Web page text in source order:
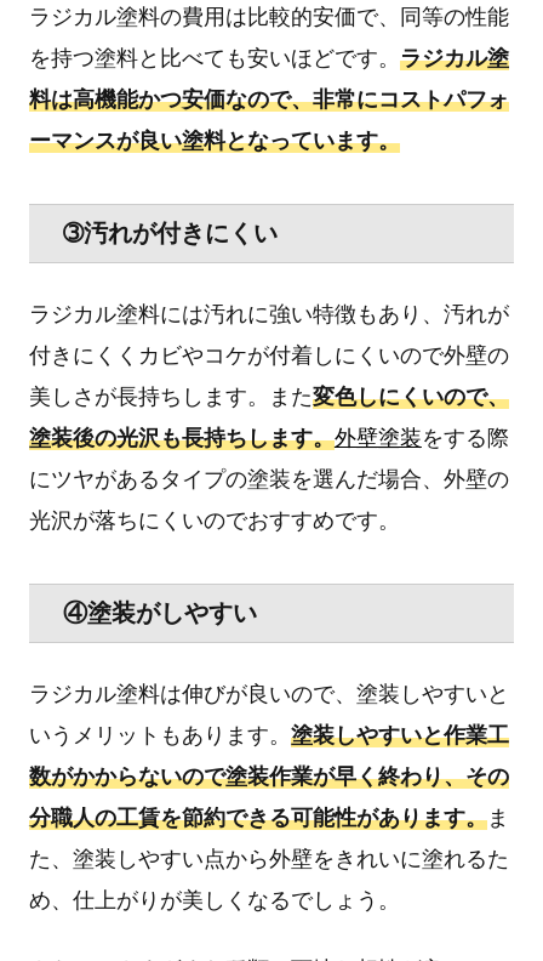
ラジカル塗料の費用は比較的安価で、同等の性能
を持つ塗料と比べても安いほどです。 ラジカル塗
料は高機能かつ安価なので、非常にコストパフォ
ーマンスが良い塗料となっています。
➂汚れが付きにくい
ラジカル塗料には汚れに強い特徴もあり、汚れが
付きにくくカビやコケが付着しにくいので外壁の
美しさが長持ちします。また変色しにくいので、
塗装後の光沢も長持ちします。外壁塗装をする際
にツヤがあるタイプの塗装を選んだ場合、外壁の
光沢が落ちにくいのでおすすめです。
④塗装がしやすい
ラジカル塗料は伸びが良いので、塗装しやすいと
いうメリットもあります。 塗装しやすいと作業工
数がかからないので塗装作業が早く終わり、その
分職人の工賃を節約できる可能性があります。ま
た、塗装しやすい点から外壁をきれいに塗れるた
め、仕上がりが美しくなるでしょう。